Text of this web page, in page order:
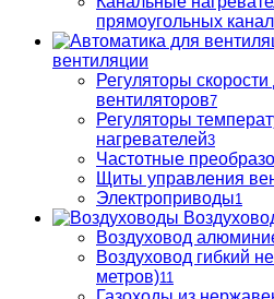
прямоугольных
вентиляции
Регуляторы
вентиляторов7
Регуляторы
нагревателей3
Частотные
Щиты управления
Электроприводы1
Воздуховод
Воздуховод гибкий
метров)11